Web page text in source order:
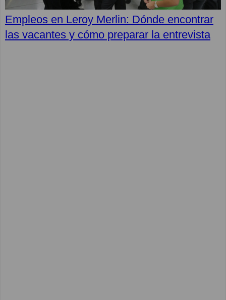
Empleos en Leroy Merlin: Dónde encontrar
las vacantes y cómo preparar la entrevista